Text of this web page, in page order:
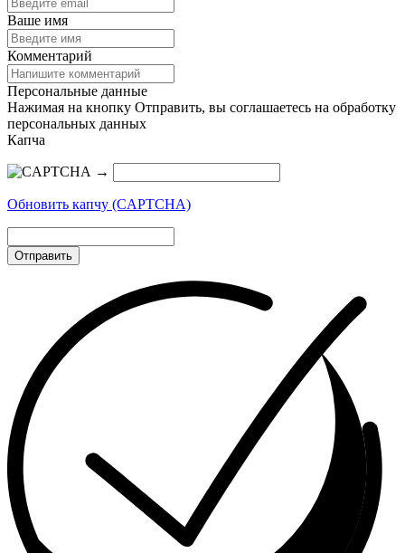
Ваше имя
Комментарий
Персональные данные
Нажимая на кнопку Отправить, вы соглашаетесь на обработку
персональных данных
Капча
→
Обновить капчу (CAPTCHA)
Отправить